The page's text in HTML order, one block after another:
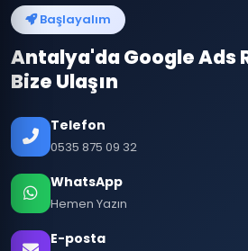
Başlayalım
Antalya'da Google Ads
Bize Ulaşın
Telefon
0535 875 09 32
WhatsApp
Hemen Yazın
E-posta